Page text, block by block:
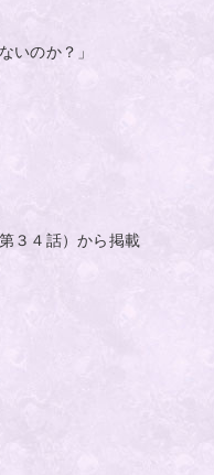
いのか？」
３４話）から掲載